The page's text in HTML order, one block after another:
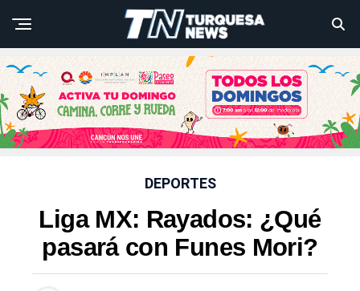
DEPORTES
Liga MX: Rayados: ¿Qué
pasará con Funes Mori?